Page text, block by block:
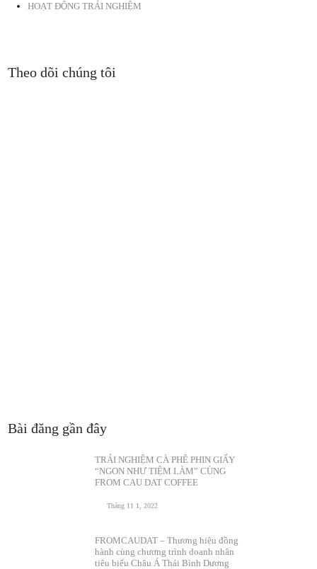
HOẠT ĐỘNG TRẢI NGHIỆM
Theo dõi chúng tôi
Bài đăng gần đây
TRẢI NGHIỆM CÀ PHÊ PHIN GIẤY
“NGON NHƯ TIỆM LÀM” CÙNG
FROM CAU DAT COFFEE
Tháng 11 1, 2022
FROMCAUDAT – Thương hiệu đồng
hành cùng chương trình doanh nhân
tiêu biểu Châu Á Thái Bình Dương